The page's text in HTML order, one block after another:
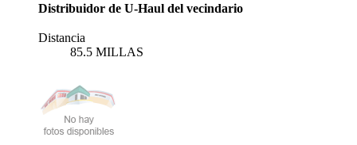
Distribuidor de U-Haul del vecindario
Distancia
85.5 MILLAS